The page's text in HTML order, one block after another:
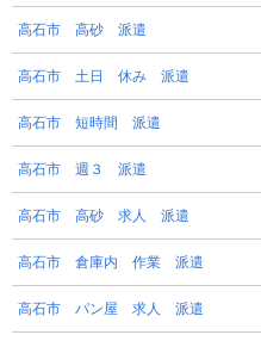
高石市 高砂 派遣
高石市 土日 休み 派遣
高石市 短時間 派遣
高石市 週３ 派遣
高石市 高砂 求人 派遣
高石市 倉庫内 作業 派遣
高石市 パン屋 求人 派遣